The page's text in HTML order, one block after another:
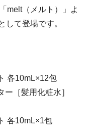
melt（メルト）」よ
して登場です。
各10mL×12包
［髪用化粧水］
各10mL×1包